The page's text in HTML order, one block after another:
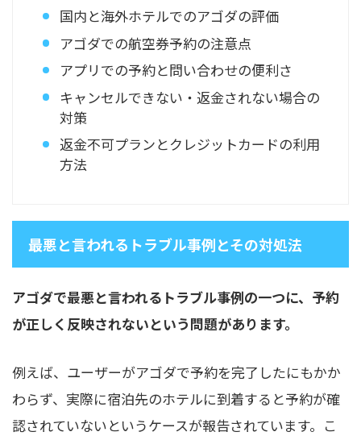
国内と海外ホテルでのアゴダの評価
アゴダでの航空券予約の注意点
アプリでの予約と問い合わせの便利さ
キャンセルできない・返金されない場合の
対策
返金不可プランとクレジットカードの利用
方法
最悪と言われるトラブル事例とその対処法
アゴダで最悪と言われるトラブル事例の一つに、予約
が正しく反映されないという問題があります。
例えば、ユーザーがアゴダで予約を完了したにもかか
わらず、実際に宿泊先のホテルに到着すると予約が確
認されていないというケースが報告されています。こ